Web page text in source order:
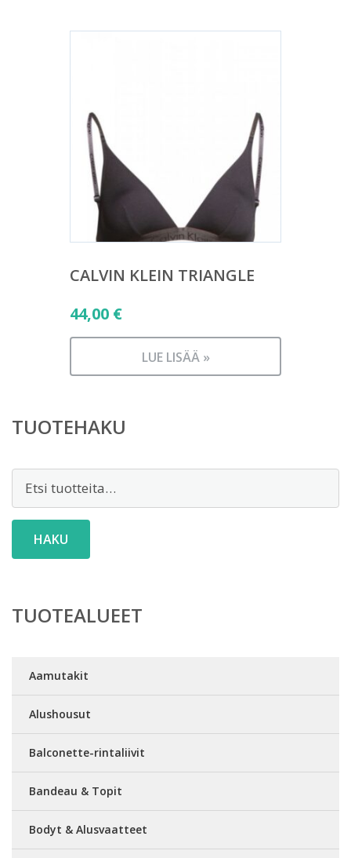
CALVIN KLEIN TRIANGLE
44,00 €
LUE LISÄÄ »
TUOTEHAKU
Etsi:
HAKU
TUOTEALUEET
Aamutakit
Alushousut
Balconette-rintaliivit
Bandeau & Topit
Bodyt & Alusvaatteet